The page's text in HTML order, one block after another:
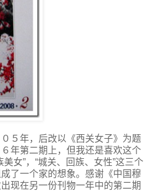
５年，后改以《西关女子》为题
年第二期上，但我还是喜欢这个
女”，“城关、回族、女性”这三个
了一个家的想象。感谢《中国穆
现在另一份刊物一年中的第二期